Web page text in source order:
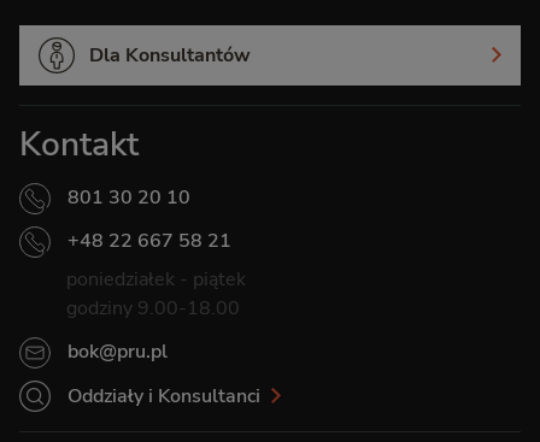
Kontakt
801 30 20 10
+48 22 667 58 21
poniedziałek - piątek
godziny 9.00-18.00
bok@pru.pl
Oddziały i Konsultanci
Dla Konsultantów